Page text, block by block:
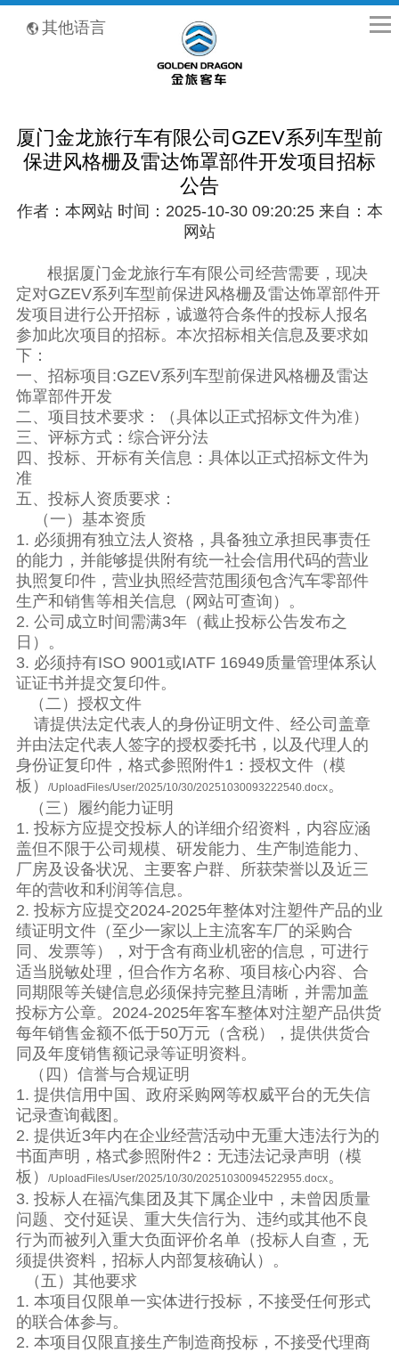
其他语言
厦门金龙旅行车有限公司GZEV系列车型前
保进风格栅及雷达饰罩部件开发项目招标
公告
作者：本网站 时间：2025-10-30 09:20:25 来自：本
网站
根据厦门金龙旅行车有限公司经营需要，现决
定对GZEV系列车型前保进风格栅及雷达饰罩部件开
发项目进行公开招标，诚邀符合条件的投标人报名
参加此次项目的招标。本次招标相关信息及要求如
下：
一、招标项目:GZEV系列车型前保进风格栅及雷达
饰罩部件开发
二、项目技术要求：（具体以正式招标文件为准）
三、评标方式：综合评分法
四、投标、开标有关信息：具体以正式招标文件为
准
五、投标人资质要求：
（一）基本资质
1. 必须拥有独立法人资格，具备独立承担民事责任
的能力，并能够提供附有统一社会信用代码的营业
执照复印件，营业执照经营范围须包含汽车零部件
生产和销售等相关信息（网站可查询）。
2. 公司成立时间需满3年（截止投标公告发布之
日）。
3. 必须持有ISO 9001或IATF 16949质量管理体系认
证证书并提交复印件。
（二）授权文件
请提供法定代表人的身份证明文件、经公司盖章
并由法定代表人签字的授权委托书，以及代理人的
身份证复印件，格式参照附件1：授权文件（模
板）
/UploadFiles/User/2025/10/30/20251030093222540.docx。
（三）履约能力证明
1. 投标方应提交投标人的详细介绍资料，内容应涵
盖但不限于公司规模、研发能力、生产制造能力、
厂房及设备状况、主要客户群、所获荣誉以及近三
年的营收和利润等信息。
2. 投标方应提交2024-2025年整体对注塑件产品的业
绩证明文件（至少一家以上主流客车厂的采购合
同、发票等），对于含有商业机密的信息，可进行
适当脱敏处理，但合作方名称、项目核心内容、合
同期限等关键信息必须保持完整且清晰，并需加盖
投标方公章。2024-2025年客车整体对注塑产品供货
每年销售金额不低于50万元（含税），提供供货合
同及年度销售额记录等证明资料。
（四）信誉与合规证明
1. 提供信用中国、政府采购网等权威平台的无失信
记录查询截图。
2. 提供近3年内在企业经营活动中无重大违法行为的
书面声明，格式参照附件2：无违法记录声明（模
板）
/UploadFiles/User/2025/10/30/20251030094522955.docx。
3. 投标人在福汽集团及其下属企业中，未曾因质量
问题、交付延误、重大失信行为、违约或其他不良
行为而被列入重大负面评价名单（投标人自查，无
须提供资料，招标人内部复核确认）。
（五）其他要求
1. 本项目仅限单一实体进行投标，不接受任何形式
的联合体参与。
2. 本项目仅限直接生产制造商投标，不接受代理商